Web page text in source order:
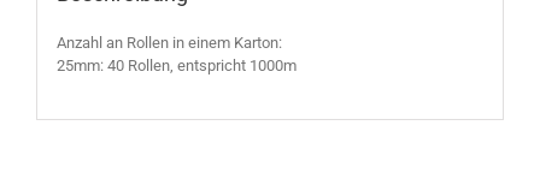
Anzahl an Rollen in einem Karton:
25mm: 40 Rollen, entspricht 1000m